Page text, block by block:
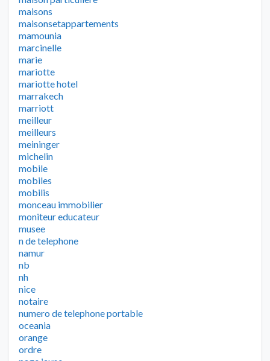
maisons
maisonsetappartements
mamounia
marcinelle
marie
mariotte
mariotte hotel
marrakech
marriott
meilleur
meilleurs
meininger
michelin
mobile
mobiles
mobilis
monceau immobilier
moniteur educateur
musee
n de telephone
namur
nb
nh
nice
notaire
numero de telephone portable
oceania
orange
ordre